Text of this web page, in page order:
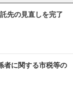
先の見直しを完了
者に関する市税等の